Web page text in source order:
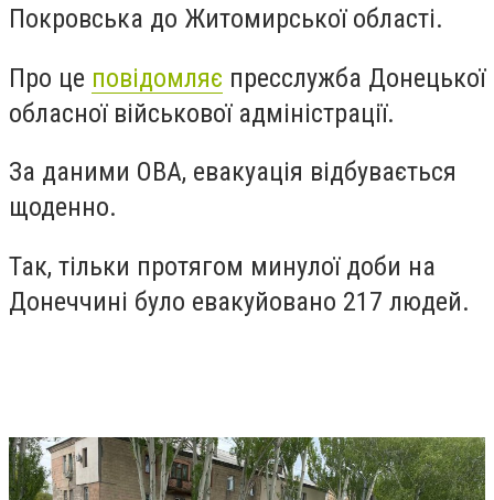
Покровська до Житомирської області.
Про це повідомляє пресслужба Донецької
обласної військової адміністрації.
За даними ОВА, евакуація відбувається
щоденно.
Так, тільки протягом минулої доби на
Донеччині було евакуйовано 217 людей.